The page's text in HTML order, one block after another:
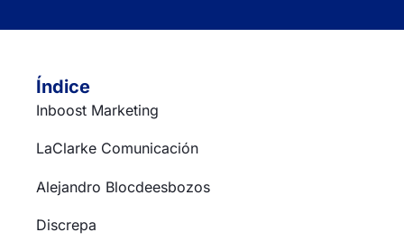
Índice
Inboost Marketing
LaClarke Comunicación
Alejandro Blocdeesbozos
Discrepa